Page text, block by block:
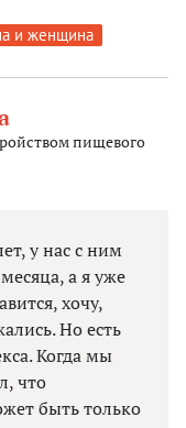
и женщина
пищевого
у нас с ним
а я уже
хочу,
Но есть
Когда мы
что
быть только